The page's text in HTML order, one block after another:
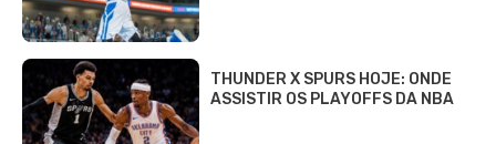
THUNDER X SPURS HOJE: ONDE
ASSISTIR OS PLAYOFFS DA NBA